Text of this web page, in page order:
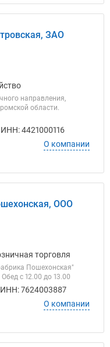
ЗАО
направления,
области.
4421000116
О компании
ООО
торговля
Пошехонская"
с 12.00 до 13.00
7624003887
О компании